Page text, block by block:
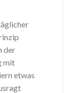
der
mit
etwas